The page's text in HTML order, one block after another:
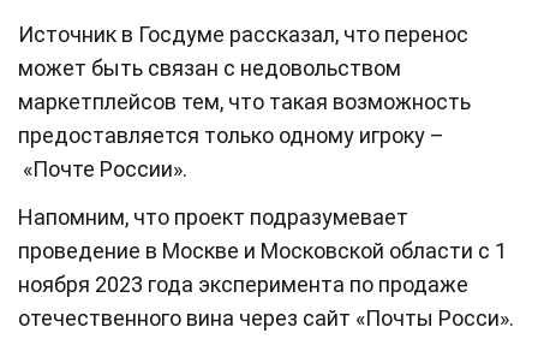
Источник в Госдуме рассказал, что перенос
может быть связан с недовольством
маркетплейсов тем, что такая возможность
предоставляется только одному игроку –
«Почте России».
Напомним, что проект подразумевает
проведение в Москве и Московской области с 1
ноября 2023 года эксперимента по продаже
отечественного вина через сайт «Почты Росси».